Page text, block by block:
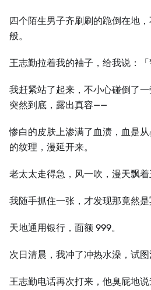
四个陌生男子齐刷刷的跪倒在地
般。
王志勤拉着我的袖子，给我说：「
我赶紧站了起来，不小心碰倒了
突然到底，露出真容——
惨白的皮肤上渗满了血渍，血是
的纹理，漫延开来。
老太太走得急，风一吹，漫天飘着
我随手抓住一张，才发现那竟然是
天地通用银行，面额 999。
次日清晨，我冲了冲热水澡，试图
王志勤电话再次打来，他臭屁地